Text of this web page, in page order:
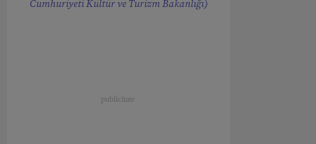
Cumhuriyeti Kültür ve Turizm Bakanlığı)